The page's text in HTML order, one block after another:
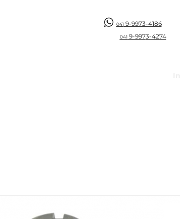
0419-9973-4186
0419-9973-4274